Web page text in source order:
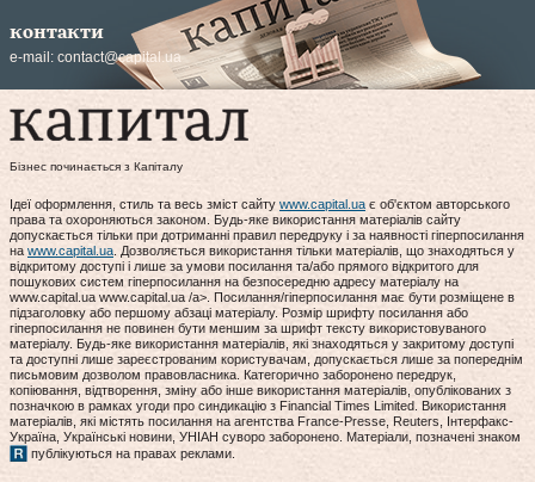
контакти
e-mail: contact@capital.ua
Бізнес починається з Капіталу
Ідеї оформлення, стиль та весь зміст сайту www.capital.ua є об'єктом авторського
права та охороняються законом. Будь-яке використання матеріалів сайту
допускається тільки при дотриманні правил передруку і за наявності гіперпосилання
на www.capital.ua. Дозволяється використання тільки матеріалів, що знаходяться у
відкритому доступі і лише за умови посилання та/або прямого відкритого для
пошукових систем гіперпосилання на безпосередню адресу матеріалу на
www.capital.ua www.capital.ua /a>. Посилання/гіперпосилання має бути розміщене в
підзаголовку або першому абзаці матеріалу. Розмір шрифту посилання або
гіперпосилання не повинен бути меншим за шрифт тексту використовуваного
матеріалу. Будь-яке використання матеріалів, які знаходяться у закритому доступі
та доступні лише зареєстрованим користувачам, допускається лише за попереднім
письмовим дозволом правовласника. Категорично заборонено передрук,
копіювання, відтворення, зміну або інше використання матеріалів, опублікованих з
позначкою в рамках угоди про синдикацію з Financial Times Limited. Використання
матеріалів, які містять посилання на агентства France-Presse, Reuters, Інтерфакс-
Україна, Українські новини, УНІАН суворо заборонено. Матеріали, позначені знаком
публікуються на правах реклами.